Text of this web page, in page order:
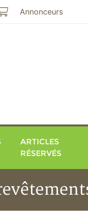
Mon panier
Annonceurs
ARTICLES
RÉSERVÉS